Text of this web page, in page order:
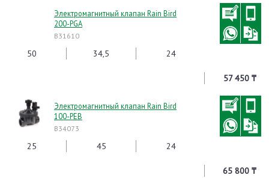
Электромагнитный клапан Rain Bird
200-PGA
B31610
50 34,5 24
57 450 ₸
Электромагнитный клапан Rain Bird
100-PEB
B34073
25 45 24
65 800 ₸